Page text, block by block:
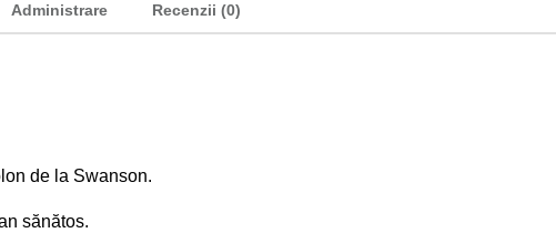
Administrare Recenzii (0)
de la Swanson.
sănătos.